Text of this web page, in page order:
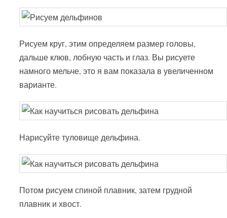
Рисуем круг, этим определяем размер головы,
дальше клюв, лобную часть и глаз. Вы рисуете
намного мельче, это я вам показала в увеличенном
варианте.
Нарисуйте туловище дельфина.
Потом рисуем спиной плавник, затем грудной
плавник и хвост.